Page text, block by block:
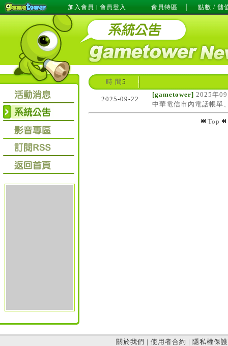
加入會員 | 會員登入 會員特區 點數 / 儲
時 間 5
2025-09-22
[gametower] 2025年
中華電信市內電話帳單
Top
關於我們 | 使用者合約 | 隱私權保護